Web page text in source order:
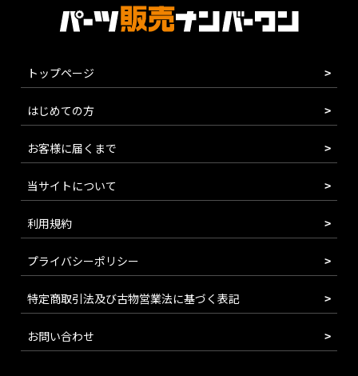
トップページ
はじめての方
お客様に届くまで
当サイトについて
利用規約
プライバシーポリシー
特定商取引法及び古物営業法に基づく表記
お問い合わせ